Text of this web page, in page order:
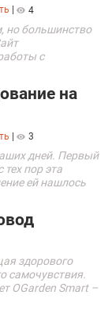
4
но большинство
с
на
3
дней. Первый
тех пор эта
ей нашлось
здорового
самочувствия.
OGarden Smart –